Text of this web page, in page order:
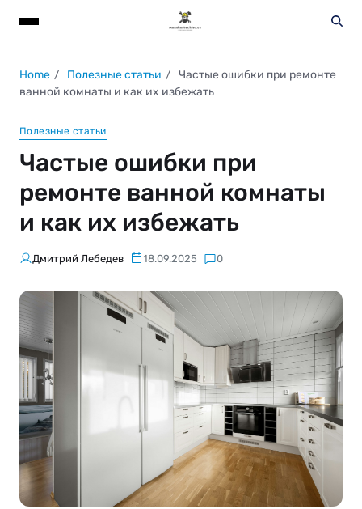
Home Полезные статьи
Частые ошибки при ремонте
ванной комнаты и как их избежать
Полезные статьи
Частые ошибки при
ремонте ванной комнаты
и как их избежать
Дмитрий Лебедев 18.09.2025 0